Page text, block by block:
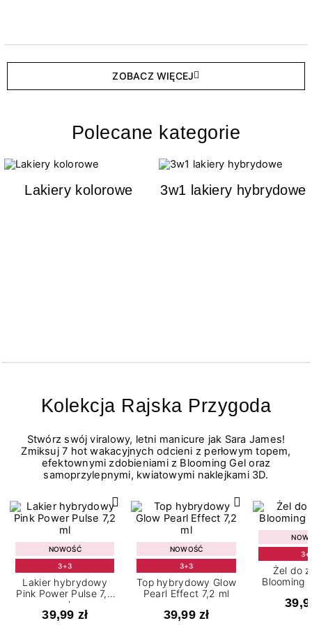
ZOBACZ WIĘCEJ
Polecane kategorie
Lakiery kolorowe 3w1 lakiery hybrydowe
Kolekcja Rajska Przygoda
Stwórz swój viralowy, letni manicure jak Sara James!
Zmiksuj 7 hot wakacyjnych odcieni z perłowym topem,
efektownymi zdobieniami z Blooming Gel oraz
samoprzylepnymi, kwiatowymi naklejkami 3D.
NOWOŚĆ
3+3
Lakier hybrydowy
Pink Power Pulse 7,2
ml
39,99 zł
NOWOŚĆ
3+3
Top hybrydowy Glow
Pearl Effect 7,2 ml
39,99 zł
Żel do
Blooming